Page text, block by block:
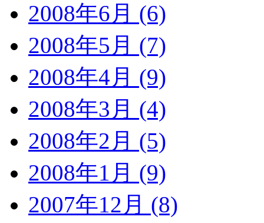
2008年6月 (6)
2008年5月 (7)
2008年4月 (9)
2008年3月 (4)
2008年2月 (5)
2008年1月 (9)
2007年12月 (8)